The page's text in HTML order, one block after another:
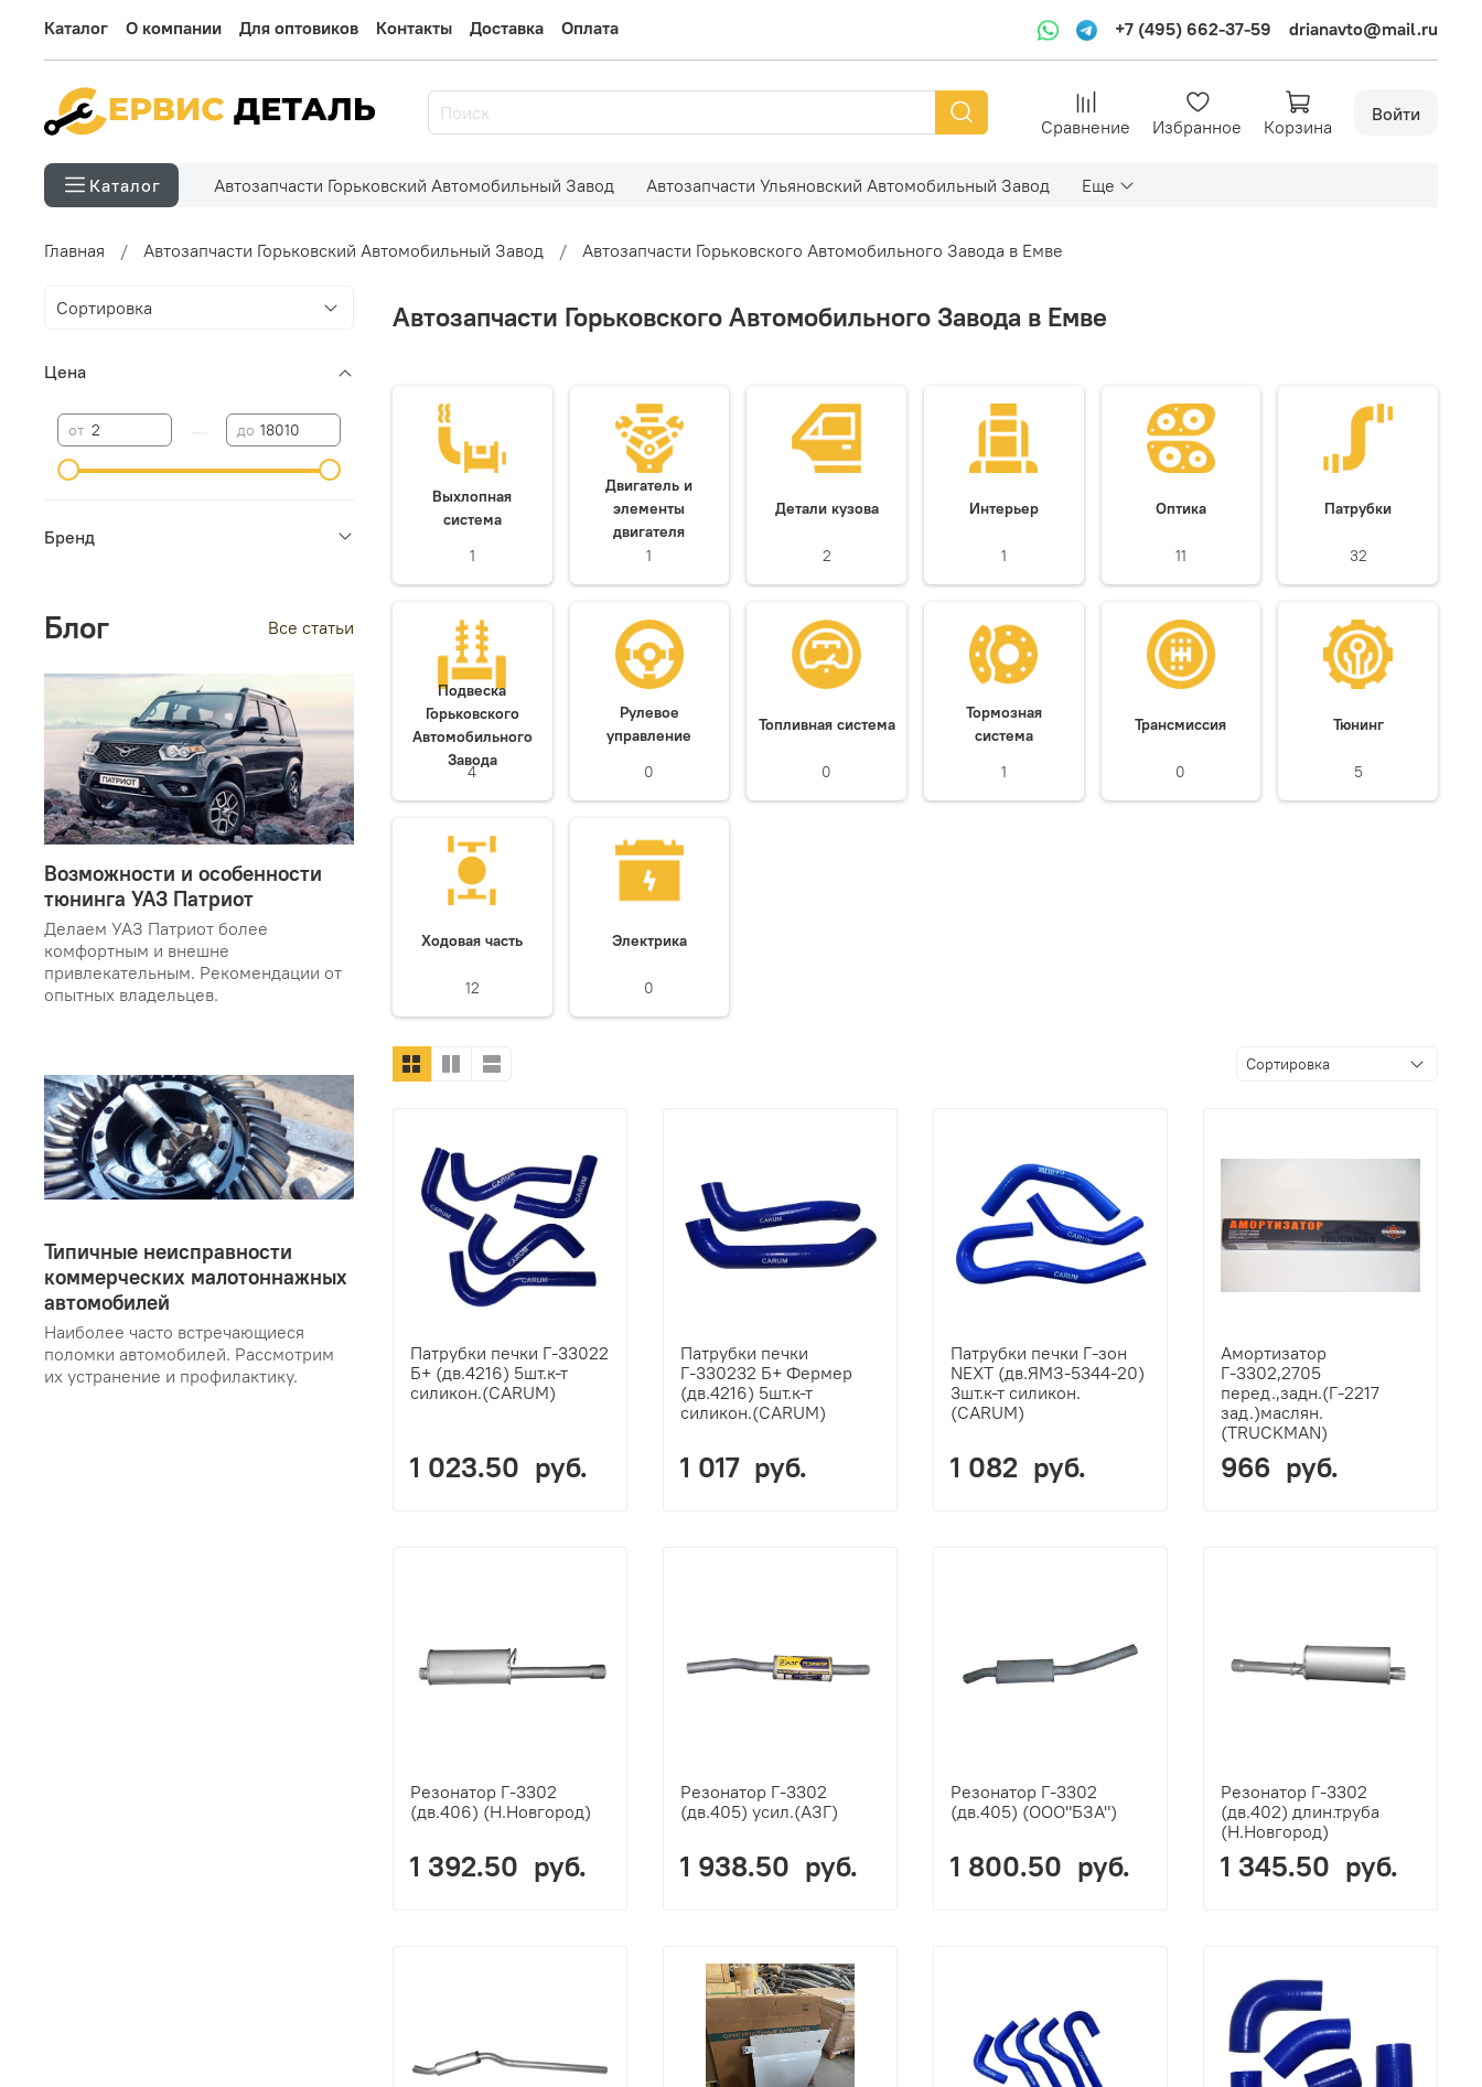
Каталог О компании Для оптовиков Контакты Доставка Оплата +7 (495) 662-37-59 drianavto@mail.ru
Сравнение Избранное Корзина
Войти
Каталог Автозапчасти Горьковский Автомобильный Завод Автозапчасти Ульяновский Автомобильный Завод Еще
Главная Автозапчасти Горьковский Автомобильный Завод Автозапчасти Горьковского Автомобильного Завода в Емве
Автозапчасти Горьковского Автомобильного Завода в Емве
Выхлопная
система
1
Двигатель и
элементы
двигателя
1
Детали кузова
2
Интерьер
1
Оптика
11
Патрубки
32
Подвеска
Горьковского
Автомобильного
Завода
4
Рулевое
управление
0
Топливная система
0
Тормозная
система
1
Трансмиссия
0
Тюнинг
5
Ходовая часть
12
Электрика
0
Патрубки печки Г-33022
Б+ (дв.4216) 5шт.к-т
силикон.(CARUM)
1 023.50 руб.
Патрубки печки
Г-330232 Б+ Фермер
(дв.4216) 5шт.к-т
силикон.(CARUM)
1 017 руб.
Патрубки печки Г-зон
NEXT (дв.ЯМЗ-5344-20)
3шт.к-т силикон.
(CARUM)
1 082 руб.
Амортизатор
Г-3302,2705
перед.,задн.(Г-2217
зад.)маслян.
(TRUCKMAN)
966 руб.
Резонатор Г-3302
(дв.406) (Н.Новгород)
1 392.50 руб.
Резонатор Г-3302
(дв.405) усил.(АЗГ)
1 938.50 руб.
Резонатор Г-3302
(дв.405) (ООО"БЗА")
1 800.50 руб.
Резонатор Г-3302
(дв.402) длин.труба
(Н.Новгород)
1 345.50 руб.
Цена
от до
Бренд
Блог Все статьи
Возможности и особенности
тюнинга УАЗ Патриот
Делаем УАЗ Патриот более
комфортным и внешне
привлекательным. Рекомендации от
опытных владельцев.
Типичные неисправности
коммерческих малотоннажных
автомобилей
Наиболее часто встречающиеся
поломки автомобилей. Рассмотрим
их устранение и профилактику.